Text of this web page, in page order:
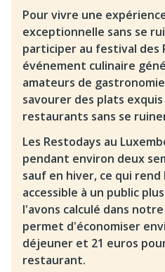
Pour vivre une
exceptionnelle sans se
participer au festival des
événement culinaire
amateurs de
savourer des plats
restaurants sans se
Les Restodays au
pendant environ deux
sauf en hiver, ce qui
accessible à un public
l'avons calculé dans
permet d'économiser
déjeuner et 21 euros
restaurant.